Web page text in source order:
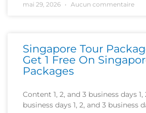
mai 29, 2026 Aucun commentaire
Singapore Tour
Get 1 Free On
Packages
Content 1, 2, and 3 business days 1,
business days 1, 2, and 3 business